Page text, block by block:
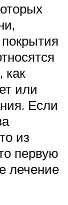
как
или
Если
из
первую
лечение